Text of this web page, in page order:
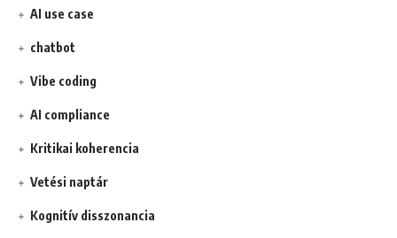
AI use case
chatbot
Vibe coding
AI compliance
Kritikai koherencia
Vetési naptár
Kognitív disszonancia